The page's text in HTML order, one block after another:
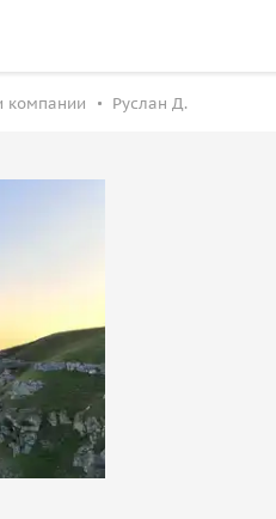
компании Руслан Д.